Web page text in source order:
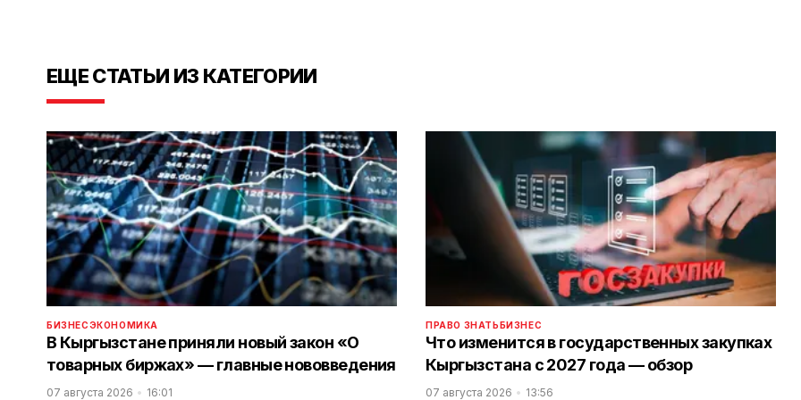
ЕЩЕ СТАТЬИ ИЗ КАТЕГОРИИ
БИЗНЕСЭКОНОМИКА
В Кыргызстане приняли новый закон «О
товарных биржах» — главные нововведения
07 августа 2026 16:01
ПРАВО ЗНАТЬ БИЗНЕС
Что изменится в государственных закупках
Кыргызстана с 2027 года — обзор
07 августа 2026 13:56